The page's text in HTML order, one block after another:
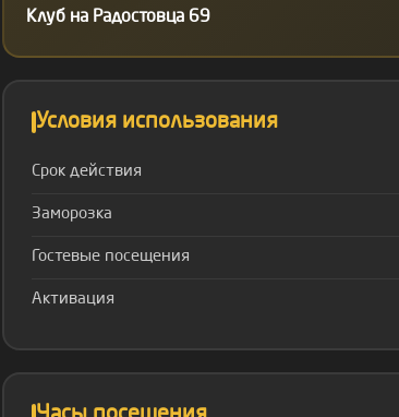
Клуб на Радостовца 69
Условия использования
Срок действия
Заморозка
Гостевые посещения
Активация